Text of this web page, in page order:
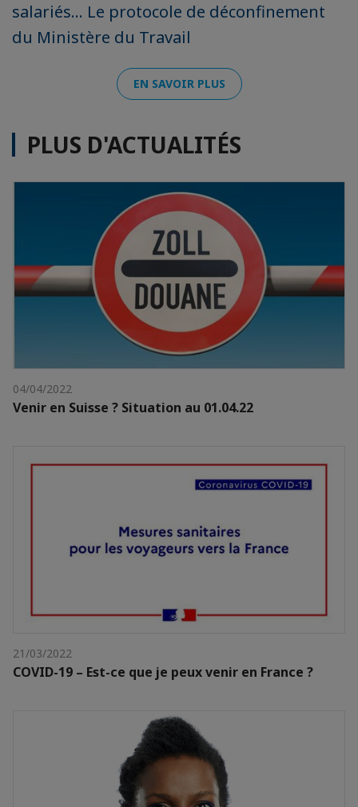
salariés… Le protocole de déconfinement
du Ministère du Travail
EN SAVOIR PLUS
PLUS D'ACTUALITÉS
04/04/2022
Venir en Suisse ? Situation au 01.04.22
21/03/2022
COVID-19 – Est-ce que je peux venir en France ?